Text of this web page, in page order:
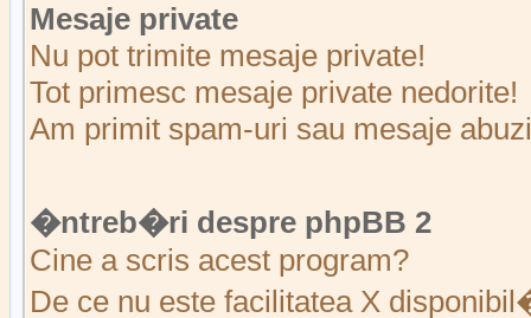
Mesaje private
Nu pot trimite mesaje private!
Tot primesc mesaje private nedorite!
Am primit spam-uri sau mesaje
�ntreb�ri despre phpBB 2
Cine a scris acest program?
De ce nu este facilitatea X